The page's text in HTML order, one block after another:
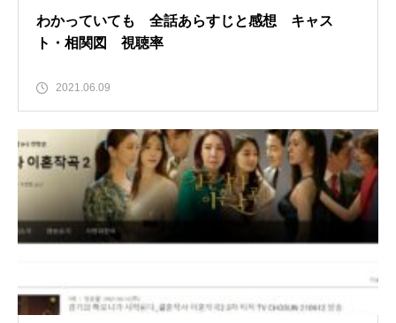
わかっていても 全話あらすじと感想 キャス
ト・相関図 視聴率
2021.06.09